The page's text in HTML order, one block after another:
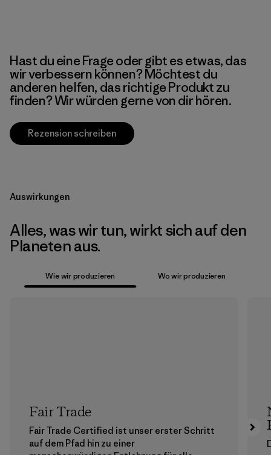
Hast du eine Frage oder gibt es etwas, das
wir verbessern können? Möchtest du
anderen helfen, das richtige Produkt zu
finden? Wir würden gerne von dir hören.
Rezension schreiben
Auswirkungen
Alles, was wir tun, wirkt sich auf den
Planeten aus.
Wie wir produzieren Wo wir produzieren
Fair Trade
Fair Trade Certified ist unser erster Schritt
auf dem Pfad hin zu einer